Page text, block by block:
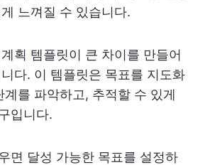
느껴질 수 있습니다.
획 템플릿이 큰 차이를 만들어
다. 이 템플릿은 목표를 지도화
를 파악하고, 추적할 수 있게
입니다.
면 달성 가능한 목표를 설정하